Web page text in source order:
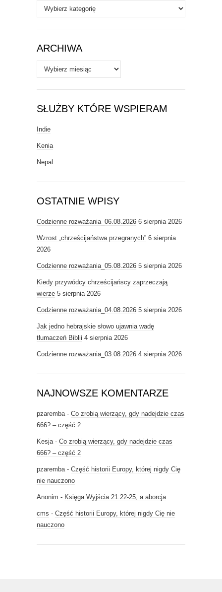
Autorzy
/
Tematy
ARCHIWA
Archiwa
SŁUŻBY KTÓRE WSPIERAM
Indie
Kenia
Nepal
OSTATNIE WPISY
Codzienne rozważania_06.08.2026 6 sierpnia 2026
Wzrost „chrześcijaństwa przegranych” 6 sierpnia
2026
Codzienne rozważania_05.08.2026 5 sierpnia 2026
Kiedy przywódcy chrześcijańscy zaprzeczają
wierze 5 sierpnia 2026
Codzienne rozważania_04.08.2026 5 sierpnia 2026
Jak jedno hebrajskie słowo ujawnia wadę
tłumaczeń Biblii 4 sierpnia 2026
Codzienne rozważania_03.08.2026 4 sierpnia 2026
NAJNOWSZE KOMENTARZE
pzaremba- Co zrobią wierzący, gdy nadejdzie czas
666? – część 2
Kesja- Co zrobią wierzący, gdy nadejdzie czas
666? – część 2
pzaremba- Część historii Europy, której nigdy Cię
nie nauczono
Anonim - Księga Wyjścia 21:22-25, a aborcja
cms - Część historii Europy, której nigdy Cię nie
nauczono